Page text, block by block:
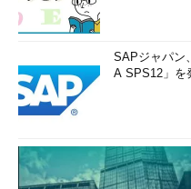
SAPジャパン
A SPS12」を